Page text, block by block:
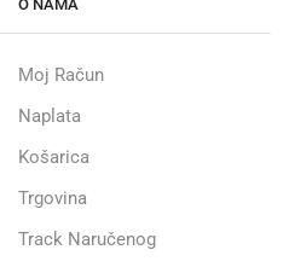
O NAMA
Moj Račun
Naplata
Košarica
Trgovina
Track Naručenog